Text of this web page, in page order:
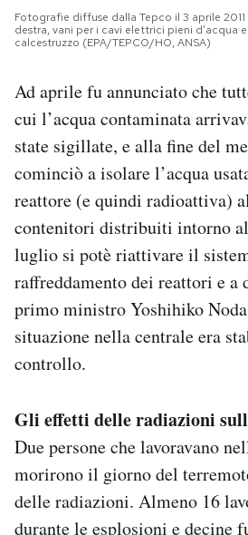
Fotografie diffuse dalla Tepco il 3 aprile
destra, vani per i cavi elettrici pieni d’acqua
calcestruzzo (EPA/TEPCO/HO, ANSA)
Ad aprile fu annunciato che
cui l’acqua contaminata
state sigillate, e alla fine del
cominciò a isolare l’acqua
reattore (e quindi radioattiva)
contenitori distribuiti intorno
luglio si potè riattivare il
raffreddamento dei reattori e a
primo ministro Yoshihiko
situazione nella centrale era
controllo.
Gli effetti delle radiazioni
Due persone che lavoravano
morirono il giorno del
delle radiazioni. Almeno 16
durante le esplosioni e decine